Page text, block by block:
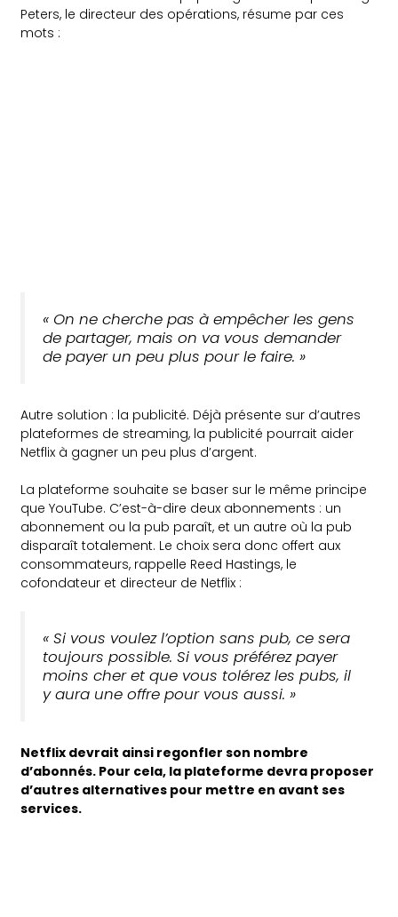
Peters, le directeur des opérations, résume par ces
mots :
« On ne cherche pas à empêcher les gens
de partager, mais on va vous demander
de payer un peu plus pour le faire. »
Autre solution : la publicité. Déjà présente sur d’autres
plateformes de streaming, la publicité pourrait aider
Netflix à gagner un peu plus d’argent.
La plateforme souhaite se baser sur le même principe
que YouTube. C’est-à-dire deux abonnements : un
abonnement ou la pub paraît, et un autre où la pub
disparaît totalement. Le choix sera donc offert aux
consommateurs, rappelle Reed Hastings, le
cofondateur et directeur de Netflix :
« Si vous voulez l’option sans pub, ce sera
toujours possible. Si vous préférez payer
moins cher et que vous tolérez les pubs, il
y aura une offre pour vous aussi. »
Netflix devrait ainsi regonfler son nombre
d’abonnés. Pour cela, la plateforme devra proposer
d’autres alternatives pour mettre en avant ses
services.